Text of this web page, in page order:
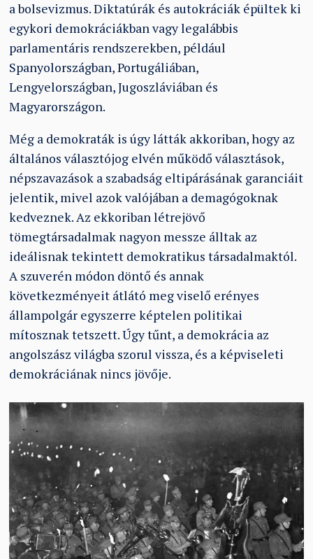
a bolsevizmus. Diktatúrák és autokráciák épültek ki
egykori demokráciákban vagy legalábbis
parlamentáris rendszerekben, például
Spanyolországban, Portugáliában,
Lengyelországban, Jugoszláviában és
Magyarországon.
Még a demokraták is úgy látták akkoriban, hogy az
általános választójog elvén működő választások,
népszavazások a szabadság eltipárásának garanciáit
jelentik, mivel azok valójában a demagógoknak
kedveznek. Az ekkoriban létrejövő
tömegtársadalmak nagyon messze álltak az
ideálisnak tekintett demokratikus társadalmaktól.
A szuverén módon döntő és annak
következményeit átlátó meg viselő erényes
állampolgár egyszerre képtelen politikai
mítosznak tetszett. Úgy tűnt, a demokrácia az
angolszász világba szorul vissza, és a képviseleti
demokráciának nincs jövője.